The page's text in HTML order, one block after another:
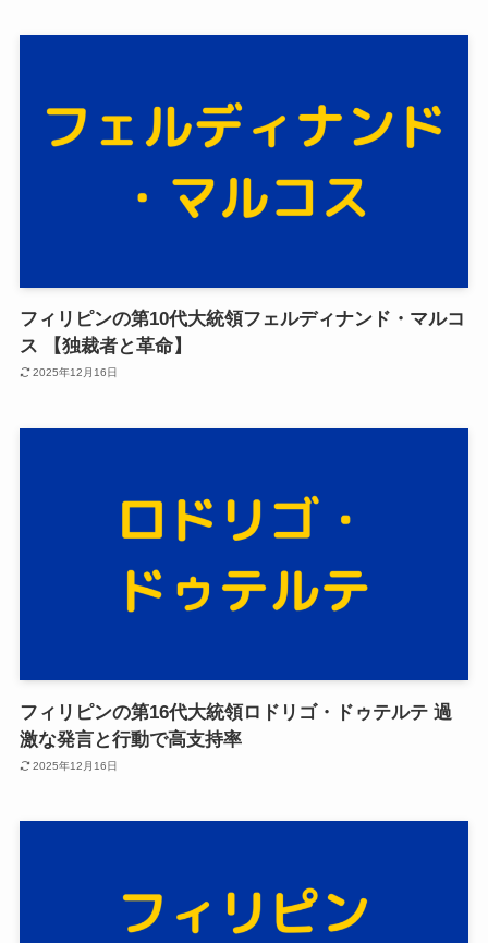
フィリピンの第10代大統領フェルディナンド・マルコ
ス 【独裁者と革命】
2025年12月16日
フィリピンの第16代大統領ロドリゴ・ドゥテルテ 過
激な発言と行動で高支持率
2025年12月16日